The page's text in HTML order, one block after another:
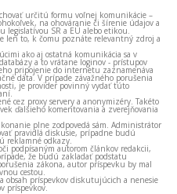
určitú formu voľnej komunikácie –
na ohováranie či šírenie údajov a
SR a EÚ alebo etikou.
len to, k čomu poznáte relevantný zdroj a
ako aj ostatná komunikácia sa v
a to vrátane loginov - prístupov
pripojenie do internetu zaznamenáva
dáta. V prípade závažného porušenia
je provider povinný vydať túto
cez proxy servery a anonymizéry. Takéto
ďalšieho komentovania a zverejňovania
plne zodpovedá sám. Administrátor
pravidlá diskusie, prípadne budú
reklamné odkazy.
podpísaným autorom článkov redakcii,
že budú zakladať podstatu
zákona, autor príspevku by mal
cestou.
obsah príspevkov diskutujúcich a nenesie
príspevkov.